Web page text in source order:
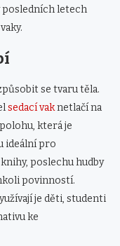
posledních letech
se tvaru těla.
sedací vaknetlačí na
která je
ideální pro
poslechu hudby
povinností.
je děti, studenti
ke